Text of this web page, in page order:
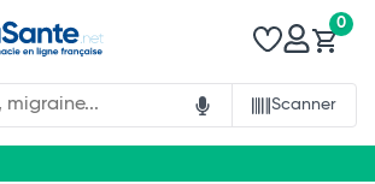
Scanner
0